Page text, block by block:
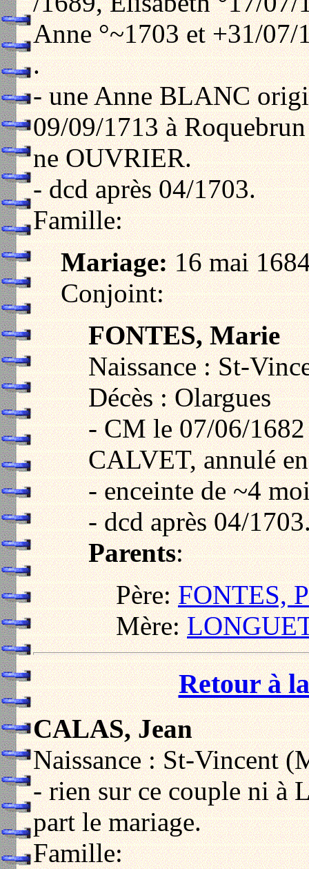
Anne °~1703 et +31/07/
.
- une Anne BLANC
09/09/1713 à
ne OUVRIER.
- dcd après 04/1703.
Famille:
Mariage:16 mai
Conjoint:
FONTES, Marie
Naissance : St-
Décès : Olargues
- CM le 07/06/1682
CALVET, annulé
- enceinte de ~4
- dcd après 04/
Parents:
Père:FONTES,
Mère:
Retour à
CALAS, Jean
Naissance : St-Vincent
- rien sur ce couple ni à
part le mariage.
Famille: